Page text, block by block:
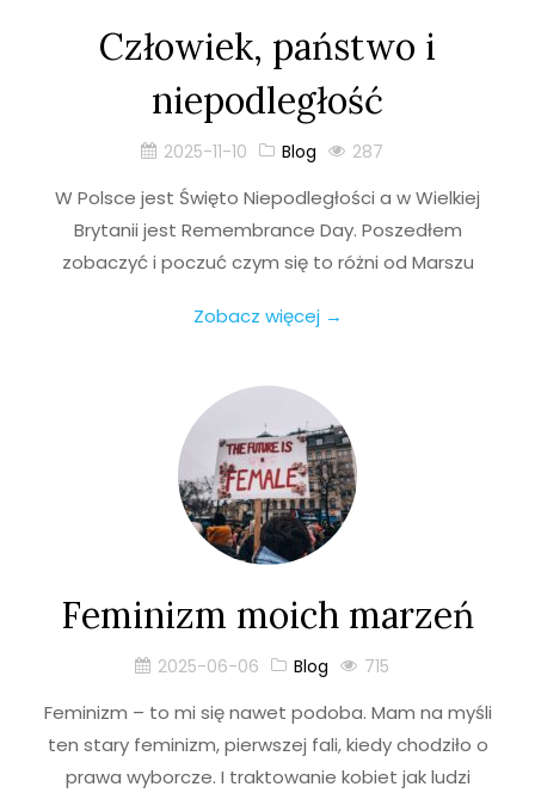
Człowiek, państwo i
niepodległość
2025-11-10 Blog 287
W Polsce jest Święto Niepodległości a w Wielkiej
Brytanii jest Remembrance Day. Poszedłem
zobaczyć i poczuć czym się to różni od Marszu
Zobacz więcej →
Feminizm moich marzeń
2025-06-06 Blog 715
Feminizm – to mi się nawet podoba. Mam na myśli
ten stary feminizm, pierwszej fali, kiedy chodziło o
prawa wyborcze. I traktowanie kobiet jak ludzi